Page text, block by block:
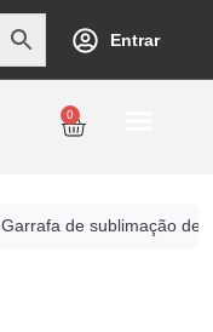
Entrar
0
Garrafa de sublimação de